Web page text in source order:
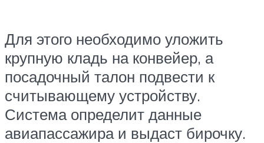
Для этого необходимо уложить
крупную кладь на конвейер, а
посадочный талон подвести к
считывающему устройству.
Система определит данные
авиапассажира и выдаст бирочку.